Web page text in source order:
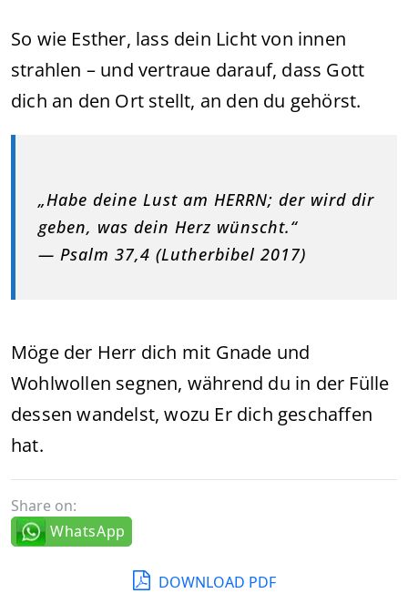
So wie Esther, lass dein Licht von innen
strahlen – und vertraue darauf, dass Gott
dich an den Ort stellt, an den du gehörst.
„Habe deine Lust am HERRN; der wird dir
geben, was dein Herz wünscht.“
— Psalm 37,4 (Lutherbibel 2017)
Möge der Herr dich mit Gnade und
Wohlwollen segnen, während du in der Fülle
dessen wandelst, wozu Er dich geschaffen
hat.
Share on:
WhatsApp
DOWNLOAD PDF